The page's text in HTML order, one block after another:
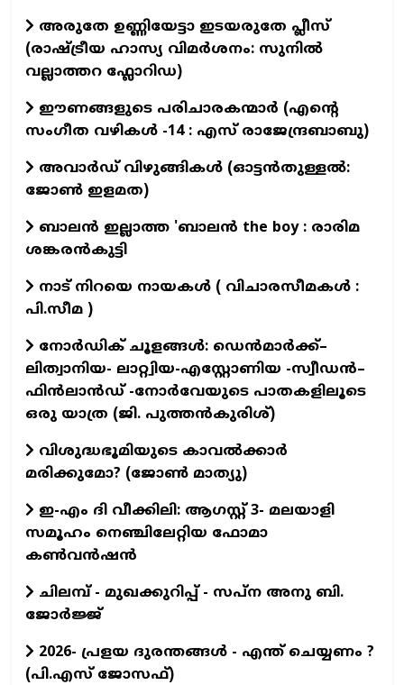
അരുതേ ഉണ്ണിയേട്ടാ ഇടയരുതേ പ്ലീസ്
(രാഷ്ട്രീയ ഹാസ്യ വിമർശനം: സുനിൽ
വല്ലാത്തറ ഫ്ലോറിഡ)
ഈണങ്ങളുടെ പരിചാരകന്മാര്‍ (എന്‍റെ
സംഗീത വഴികള്‍ -14 : എസ് രാജേന്ദ്രബാബു)
അവാർഡ് വിഴുങ്ങികൾ (ഓട്ടൻതുള്ളൽ:
ജോൺ ഇളമത)
ബാലൻ ഇല്ലാത്ത 'ബാലൻ the boy : രാരിമ
ശങ്കരൻകുട്ടി
നാട് നിറയെ നായകൾ ( വിചാരസീമകൾ :
പി.സീമ )
നോർഡിക് ചൂളങ്ങൾ: ഡെൻമാർക്ക്–
ലിത്വാനിയ- ലാറ്റ്വിയ-എസ്റ്റോണിയ -സ്വീഡൻ–
ഫിൻലാൻഡ് -നോർവേയുടെ പാതകളിലൂടെ
ഒരു യാത്ര (ജി. പുത്തൻകുരിശ്)
വിശുദ്ധഭൂമിയുടെ കാവല്‍ക്കാര്‍
മരിക്കുമോ? (ജോണ്‍ മാത്യു)
ഇ-എം ദി വീക്കിലി: ആഗസ്റ്റ് 3- മലയാളി
സമൂഹം നെഞ്ചിലേറ്റിയ ഫോമാ
കൺവൻഷൻ
ചിലമ്പ് - മുഖക്കുറിപ്പ് - സപ്ന അനു ബി.
ജോർജ്ജ്
2026- പ്രളയ ദുരന്തങ്ങള്‍ - എന്ത് ചെയ്യണം ?
(പി.എസ് ജോസഫ്‌)